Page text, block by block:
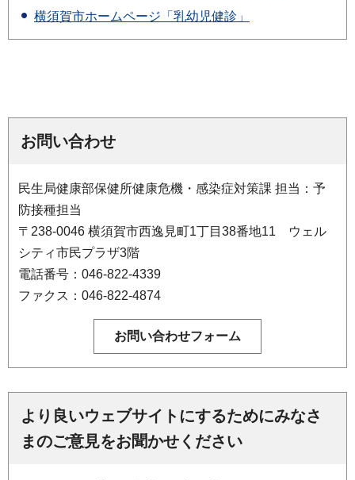
横須賀市ホームページ「乳幼児健診」
お問い合わせ
民生局健康部保健所健康危機・感染症対策課 担当：予
防接種担当
〒238-0046 横須賀市西逸見町1丁目38番地11 ウェル
シティ市民プラザ3階
電話番号：046-822-4339
ファクス：046-822-4874
より良いウェブサイトにするためにみなさ
まのご意見をお聞かせください